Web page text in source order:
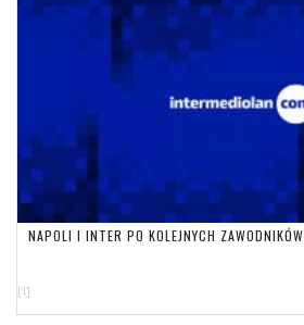
NAPOLI I INTER PO KOLEJNYCH ZAWODNIKÓW
[1]